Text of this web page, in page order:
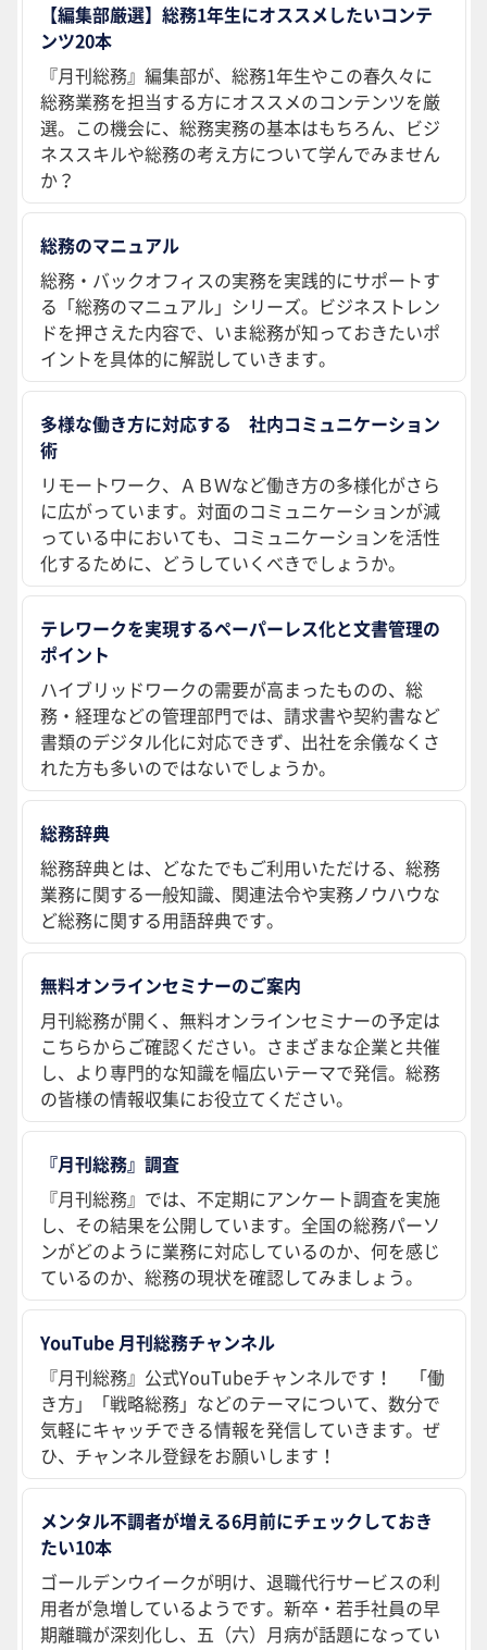
【編集部厳選】総務1年生にオススメしたいコンテ
ンツ20本
『月刊総務』編集部が、総務1年生やこの春久々に
総務業務を担当する方にオススメのコンテンツを厳
選。この機会に、総務実務の基本はもちろん、ビジ
ネススキルや総務の考え方について学んでみません
か？
総務のマニュアル
総務・バックオフィスの実務を実践的にサポートす
る「総務のマニュアル」シリーズ。ビジネストレン
ドを押さえた内容で、いま総務が知っておきたいポ
イントを具体的に解説していきます。
多様な働き方に対応する 社内コミュニケーション
術
リモートワーク、ＡＢＷなど働き方の多様化がさら
に広がっています。対面のコミュニケーションが減
っている中においても、コミュニケーションを活性
化するために、どうしていくべきでしょうか。
テレワークを実現するペーパーレス化と文書管理の
ポイント
ハイブリッドワークの需要が高まったものの、総
務・経理などの管理部門では、請求書や契約書など
書類のデジタル化に対応できず、出社を余儀なくさ
れた方も多いのではないでしょうか。
総務辞典
総務辞典とは、どなたでもご利用いただける、総務
業務に関する一般知識、関連法令や実務ノウハウな
ど総務に関する用語辞典です。
無料オンラインセミナーのご案内
月刊総務が開く、無料オンラインセミナーの予定は
こちらからご確認ください。さまざまな企業と共催
し、より専門的な知識を幅広いテーマで発信。総務
の皆様の情報収集にお役立てください。
『月刊総務』調査
『月刊総務』では、不定期にアンケート調査を実施
し、その結果を公開しています。全国の総務パーソ
ンがどのように業務に対応しているのか、何を感じ
ているのか、総務の現状を確認してみましょう。
YouTube 月刊総務チャンネル
『月刊総務』公式YouTubeチャンネルです！ 「働
き方」「戦略総務」などのテーマについて、数分で
気軽にキャッチできる情報を発信していきます。ぜ
ひ、チャンネル登録をお願いします！
メンタル不調者が増える6月前にチェックしておき
たい10本
ゴールデンウイークが明け、退職代行サービスの利
用者が急増しているようです。新卒・若手社員の早
期離職が深刻化し、五（六）月病が話題になってい